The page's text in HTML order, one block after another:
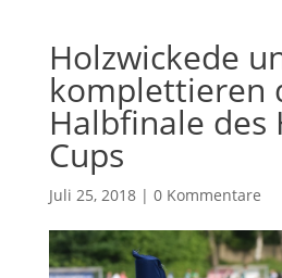
Holzwickede
komplettieren
Halbfinale des
Cups
Juli 25, 2018| 0 Kommentare